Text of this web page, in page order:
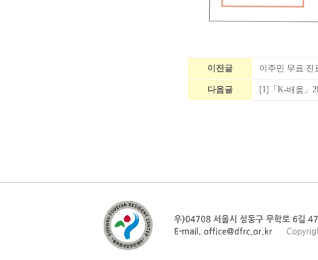
이전글 이주민 무료 진
다음글 [1]「K-배움」